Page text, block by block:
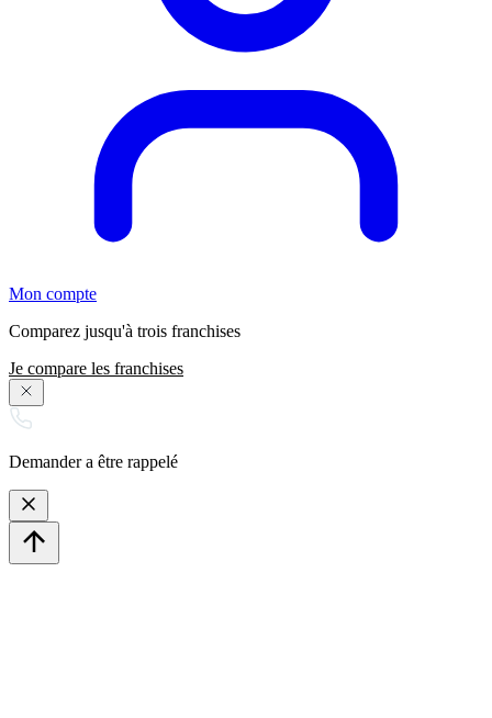
Mon compte
Comparez jusqu'à trois franchises
Je compare les franchises
Demander a être rappelé